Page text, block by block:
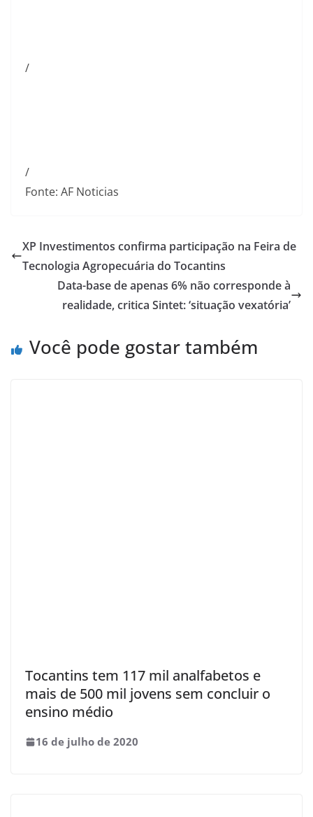
/
/
Fonte: AF Noticias
XP Investimentos confirma participação na Feira de
Tecnologia Agropecuária do Tocantins
Data-base de apenas 6% não corresponde à
realidade, critica Sintet: ‘situação vexatória’
Você pode gostar também
Tocantins tem 117 mil analfabetos e
mais de 500 mil jovens sem concluir o
ensino médio
16 de julho de 2020